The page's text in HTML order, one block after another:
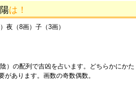
は！
夜（8画）子（3画）
）の配列で吉凶を占います。どちらかにかた
があります。画数の奇数偶数。